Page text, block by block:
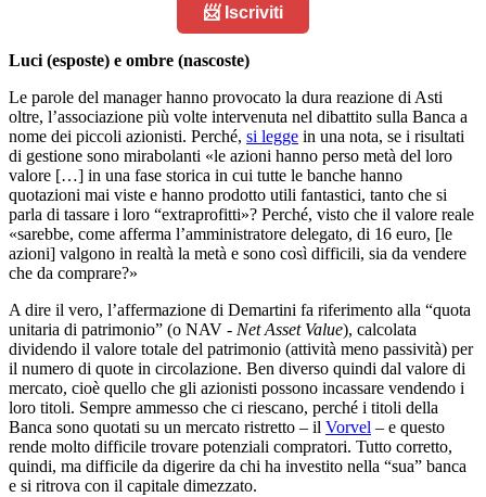
📨 Iscriviti
Luci (esposte) e ombre (nascoste)
Le parole del manager hanno provocato la dura reazione di Asti
oltre, l’associazione più volte intervenuta nel dibattito sulla Banca a
nome dei piccoli azionisti. Perché, si legge in una nota, se i risultati
di gestione sono mirabolanti «le azioni hanno perso metà del loro
valore […] in una fase storica in cui tutte le banche hanno
quotazioni mai viste e hanno prodotto utili fantastici, tanto che si
parla di tassare i loro “extraprofitti»? Perché, visto che il valore reale
«sarebbe, come afferma l’amministratore delegato, di 16 euro, [le
azioni] valgono in realtà la metà e sono così difficili, sia da vendere
che da comprare?»
A dire il vero, l’affermazione di Demartini fa riferimento alla “quota
unitaria di patrimonio” (o NAV - Net Asset Value), calcolata
dividendo il valore totale del patrimonio (attività meno passività) per
il numero di quote in circolazione. Ben diverso quindi dal valore di
mercato, cioè quello che gli azionisti possono incassare vendendo i
loro titoli. Sempre ammesso che ci riescano, perché i titoli della
Banca sono quotati su un mercato ristretto – il Vorvel – e questo
rende molto difficile trovare potenziali compratori. Tutto corretto,
quindi, ma difficile da digerire da chi ha investito nella “sua” banca
e si ritrova con il capitale dimezzato.